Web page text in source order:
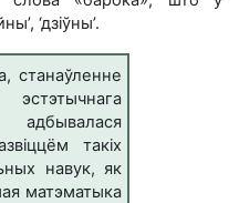
‘дзiўны’.
станаўленне
такіх
навук, як
матэматыка